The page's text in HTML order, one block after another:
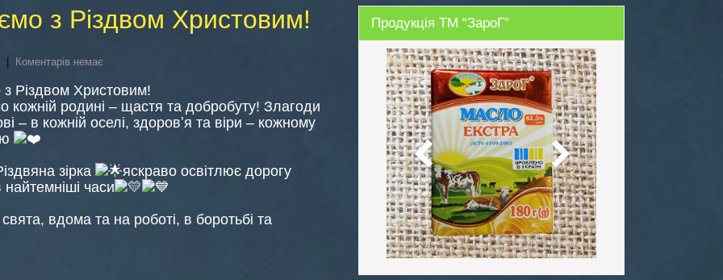
з Різдвом Христовим!
Коментарів немає
з Різдвом Христовим!
кожній родині – щастя та добробуту! Злагоди
– в кожній оселі, здоровʼя та віри – кожному
зірка
яскраво освітлює дорогу
найтемніші часи
вдома та на роботі, в боротьбі та
Продукція ТМ “ЗароГ”